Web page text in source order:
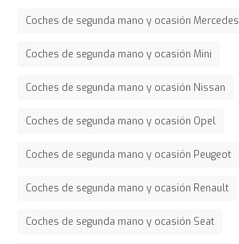
Coches de segunda mano y ocasión Mercedes
Coches de segunda mano y ocasión Mini
Coches de segunda mano y ocasión Nissan
Coches de segunda mano y ocasión Opel
Coches de segunda mano y ocasión Peugeot
Coches de segunda mano y ocasión Renault
Coches de segunda mano y ocasión Seat